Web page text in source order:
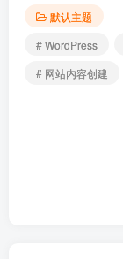
默认主题
# WordPress
# 网站内容创建